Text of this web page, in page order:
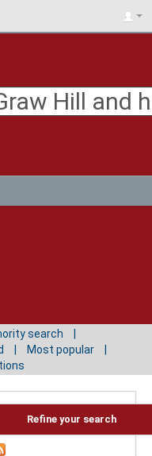
search
Most popular
Refine your search